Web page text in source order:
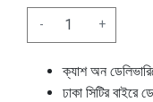
- +
ক্যাশ অন
ঢাকা সিটির বাইরে